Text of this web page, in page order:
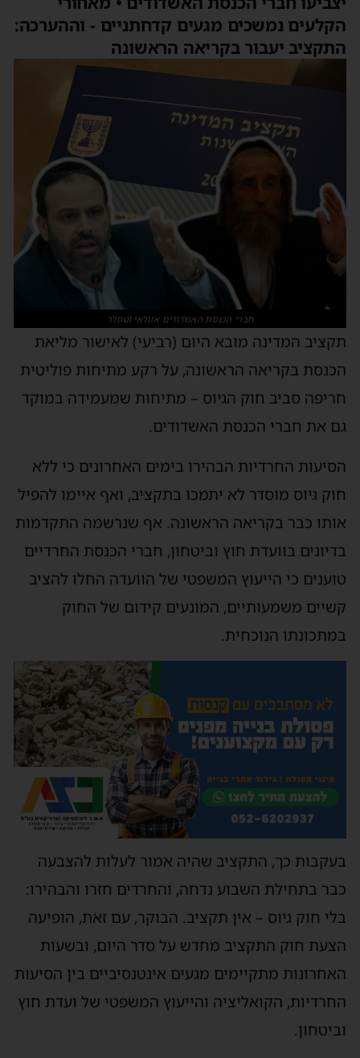
נמשכים מגעים קדחתניים - וההערכה:
יעבור בקריאה הראשונה
חברי הכנסת האשדודים אזולאי וטסלר
המדינה מובא היום (רביעי) לאישור מליאת
בקריאה הראשונה, על רקע מתיחות פוליטית
סביב חוק הגיוס – מתיחות שמעמידה במוקד
את חברי הכנסת האשדודים.
החרדיות הבהירו בימים האחרונים כי ללא
גיוס מוסדר לא יתמכו בתקציב, ואף איימו להפיל
כבר בקריאה הראשונה. אף שנרשמה התקדמות
בוועדת חוץ וביטחון, חברי הכנסת החרדיים
כי הייעוץ המשפטי של הוועדה החלו להציב
משמעותיים, המונעים קידום של החוק
הנוכחית.
כך, התקציב שהיה אמור לעלות להצבעה
בתחילת השבוע נדחה, והחרדים חזרו והבהירו:
חוק גיוס – אין תקציב. הבוקר, עם זאת, הופיעה
חוק התקציב מחדש על סדר היום, ובשעות
מתקיימים מגעים אינטנסיביים בין הסיעות
הקואליציה והייעוץ המשפטי של ועדת חוץ